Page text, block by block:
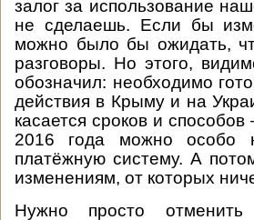
залог за использование
не сделаешь. Если бы
можно было бы ожидать,
разговоры. Но этого,
обозначил: необходимо
действия в Крыму и на
касается сроков и
2016 года можно особо
платёжную систему. А
изменениям, от которых
Нужно просто